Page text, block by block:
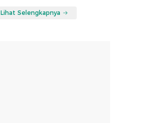
Lihat Selengkapnya